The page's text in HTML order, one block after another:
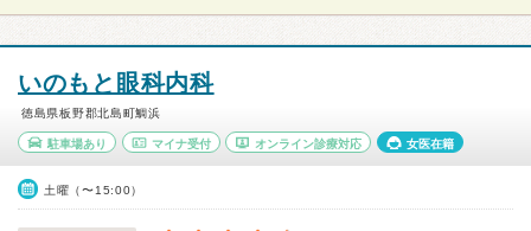
いのもと眼科内科
徳島県板野郡北島町鯛浜
駐車場あり マイナ受付 オンライン診療対応 女医在籍
土曜（〜15:00）